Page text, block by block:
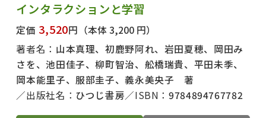
インタラクションと学習
定価 3,520円 （本体 3,200 円）
著者名： 山本真理、初鹿野阿れ、岩田夏穂、岡田み
さを、池田佳子、柳町智治、舩橋瑞貴、平田未季、
岡本能里子、服部圭子、義永美央子 著
出版社名： ひつじ書房 ISBN：9784894767782